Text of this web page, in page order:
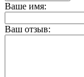
Ваше имя:
Ваш отзыв: